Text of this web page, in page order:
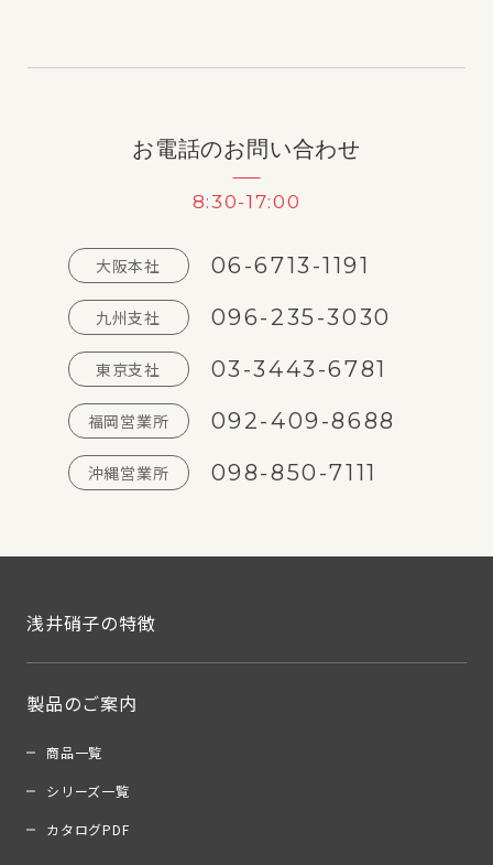
お電話のお問い合わせ
8:30-17:00
大阪本社 06-6713-1191
九州支社 096-235-3030
東京支社 03-3443-6781
福岡営業所 092-409-8688
沖縄営業所 098-850-7111
浅井硝子の特徴
製品のご案内
商品一覧
シリーズ一覧
カタログPDF